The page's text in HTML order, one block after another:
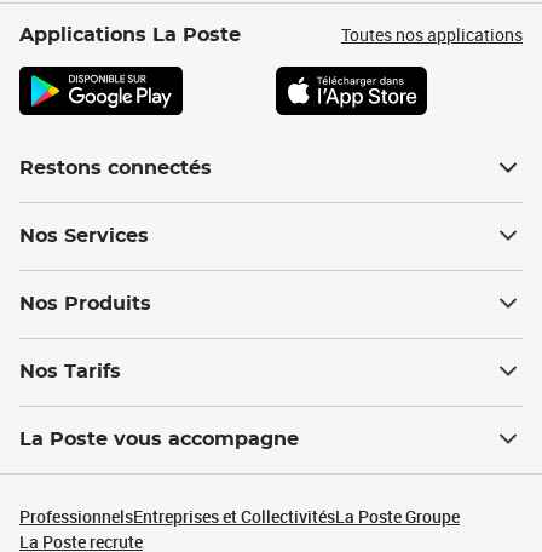
Applications La Poste Toutes nos applications
Restons connectés
Nos Services
Nos Produits
Nos Tarifs
La Poste vous accompagne
ProfessionnelsEntreprises et CollectivitésLa Poste Groupe
La Poste recrute